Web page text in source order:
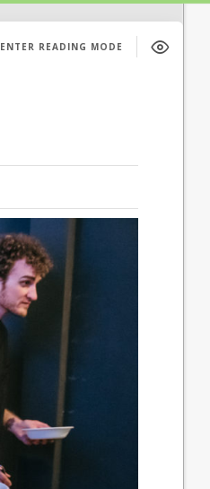
ENTER READING MODE